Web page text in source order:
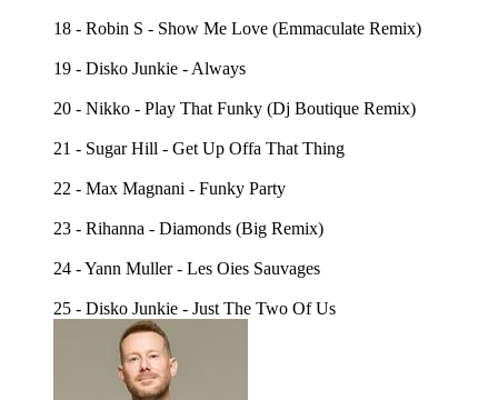
18 - Robin S - Show Me Love (Emmaculate Remix)
19 - Disko Junkie - Always
20 - Nikko - Play That Funky (Dj Boutique Remix)
21 - Sugar Hill - Get Up Offa That Thing
22 - Max Magnani - Funky Party
23 - Rihanna - Diamonds (Big Remix)
24 - Yann Muller - Les Oies Sauvages
25 - Disko Junkie - Just The Two Of Us